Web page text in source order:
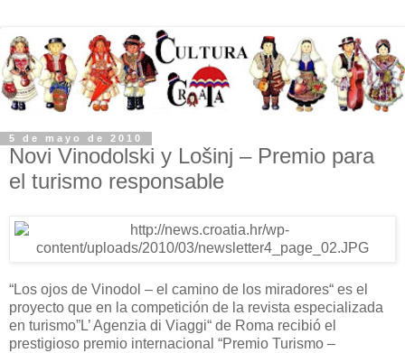
5 de mayo de 2010
Novi Vinodolski y Lošinj – Premio para
el turismo responsable
“Los ojos de Vinodol – el camino de los miradores“ es el
proyecto que en la competición de la revista especializada
en turismo”L’ Agenzia di Viaggi“ de Roma recibió el
prestigioso premio internacional “Premio Turismo –